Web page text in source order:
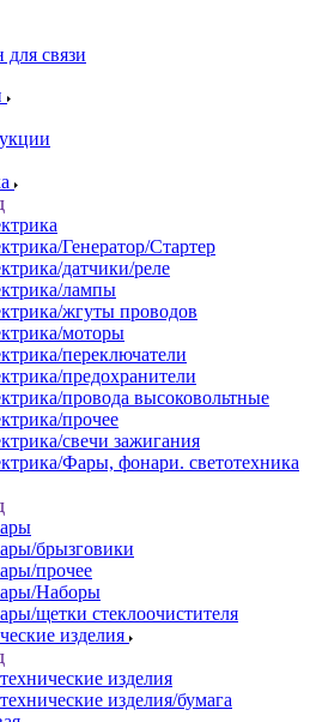
для связи
Генератор/Стартер
датчики/реле
лампы
жгуты проводов
моторы
переключатели
предохранители
провода высоковольтные
прочее
свечи зажигания
Фары, фонари. светотехника
брызговики
прочее
Наборы
щетки стеклоочистителя
изделия
изделия
изделия/бумага